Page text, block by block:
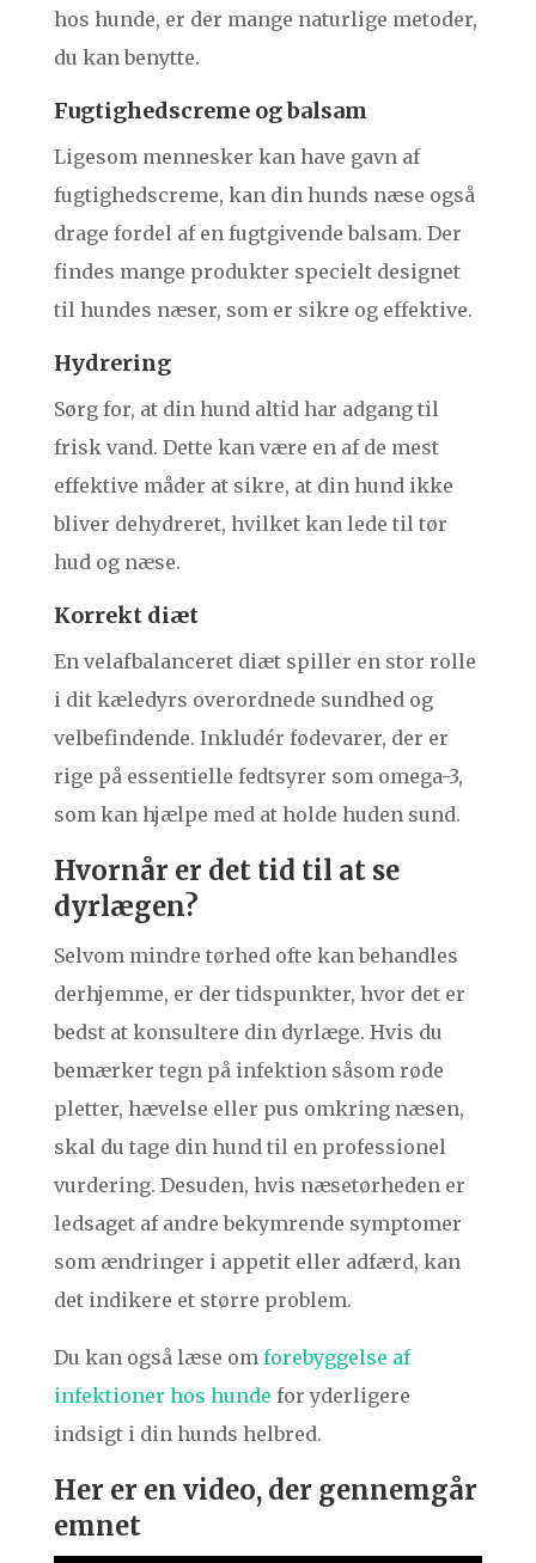
hos hunde, er der mange naturlige metoder,
du kan benytte.
Fugtighedscreme og balsam
Ligesom mennesker kan have gavn af
fugtighedscreme, kan din hunds næse også
drage fordel af en fugtgivende balsam. Der
findes mange produkter specielt designet
til hundes næser, som er sikre og effektive.
Hydrering
Sørg for, at din hund altid har adgang til
frisk vand. Dette kan være en af de mest
effektive måder at sikre, at din hund ikke
bliver dehydreret, hvilket kan lede til tør
hud og næse.
Korrekt diæt
En velafbalanceret diæt spiller en stor rolle
i dit kæledyrs overordnede sundhed og
velbefindende. Inkludér fødevarer, der er
rige på essentielle fedtsyrer som omega-3,
som kan hjælpe med at holde huden sund.
Hvornår er det tid til at se
dyrlægen?
Selvom mindre tørhed ofte kan behandles
derhjemme, er der tidspunkter, hvor det er
bedst at konsultere din dyrlæge. Hvis du
bemærker tegn på infektion såsom røde
pletter, hævelse eller pus omkring næsen,
skal du tage din hund til en professionel
vurdering. Desuden, hvis næsetørheden er
ledsaget af andre bekymrende symptomer
som ændringer i appetit eller adfærd, kan
det indikere et større problem.
Du kan også læse om forebyggelse af
infektioner hos hunde for yderligere
indsigt i din hunds helbred.
Her er en video, der gennemgår
emnet